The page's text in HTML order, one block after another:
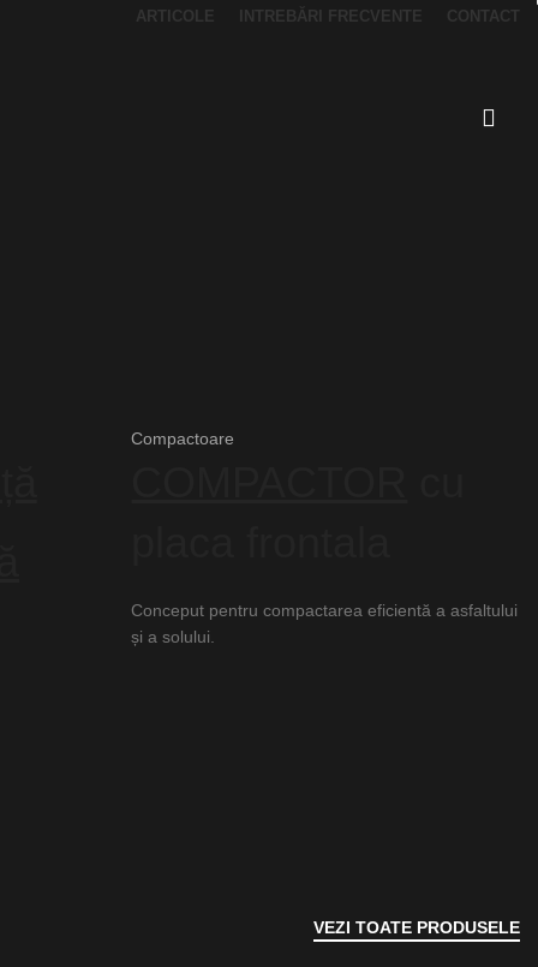
ARTICOLE INTREBĂRI FRECVENTE CONTACT
Compactoare
Conceput pentru compactarea eficientă a asfaltului
și a solului.
VEZI TOATE PRODUSELE